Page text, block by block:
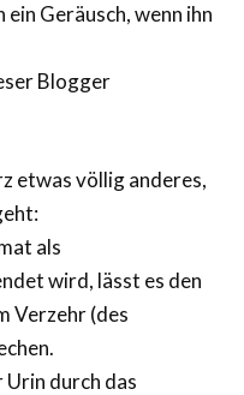
Geräusch, wenn ihn
Blogger
etwas völlig anderes,
als
wird, lässt es den
Verzehr (des
durch das